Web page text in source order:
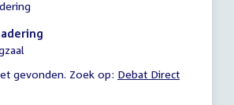
gevonden. Zoek op: External
Debat Direct